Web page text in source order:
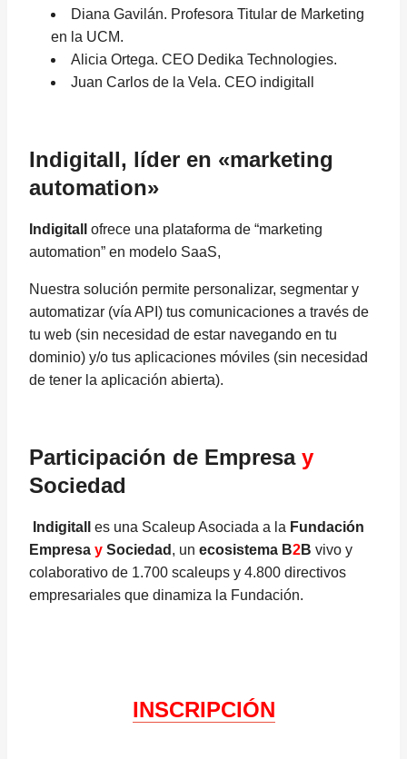
Diana Gavilán. Profesora Titular de Marketing
en la UCM.
Alicia Ortega. CEO Dedika Technologies.
Juan Carlos de la Vela. CEO indigitall
Indigitall, líder en «marketing
automation»
Indigitall
ofrece una plataforma de “marketing
automation” en modelo SaaS,
Nuestra solución permite personalizar, segmentar y
automatizar (vía API) tus comunicaciones a través de
tu web (sin necesidad de estar navegando en tu
dominio) y/o tus aplicaciones móviles (sin necesidad
de tener la aplicación abierta).
Participación de Empresa y
Sociedad
Indigitall es una Scaleup Asociada a la Fundación
Empresa y Sociedad , un ecosistema B2B vivo y
colaborativo de 1.700 scaleups y 4.800 directivos
empresariales que dinamiza la Fundación.
INSCRIPCIÓN